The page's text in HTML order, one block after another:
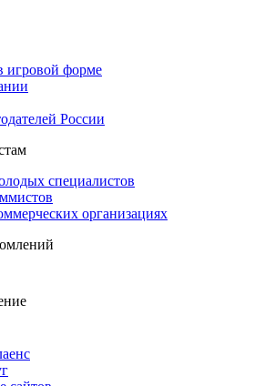
игровой форме
России
специалистов
организациях